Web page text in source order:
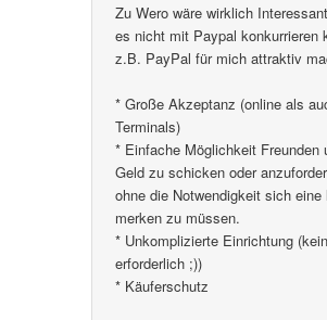
Zu Wero wäre wirklich
es nicht mit Paypal konkurrieren
z.B. PayPal für mich attraktiv
* Große Akzeptanz (online als
Terminals)
* Einfache Möglichkeit Freunden
Geld zu schicken oder
ohne die Notwendigkeit sich
merken zu müssen.
* Unkomplizierte Einrichtung
erforderlich ;))
* Käuferschutz